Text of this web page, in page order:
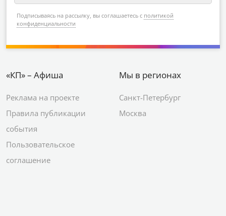
Подписываясь на рассылку, вы соглашаетесь с политикой
конфиденциальности
«КП» – Афиша
Реклама на проекте
Правила публикации
события
Пользовательское
соглашение
Мы в регионах
Санкт-Петербург
Москва